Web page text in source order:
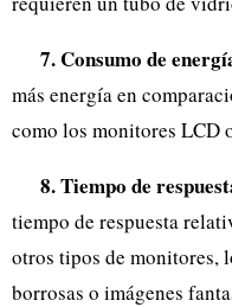
7. Consumo de
más energía en
como los monitores LCD
8. Tiempo de
tiempo de respuesta
otros tipos de monitores,
borrosas o imágenes